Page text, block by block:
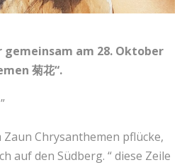
gemeinsam am 28. Oktober
菊花“.
Chrysanthemen pflücke,
auf den Südberg. “ diese Zeile